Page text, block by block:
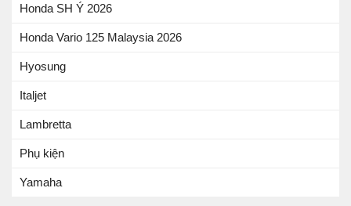
Honda SH Ý 2026
Honda Vario 125 Malaysia 2026
Hyosung
Italjet
Lambretta
Phụ kiện
Yamaha